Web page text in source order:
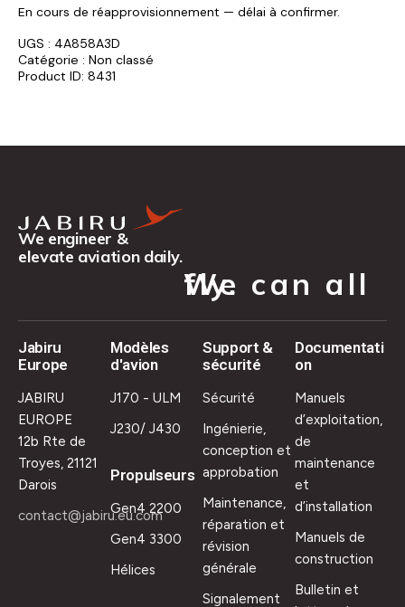
En cours de réapprovisionnement — délai à confirmer.
UGS : 4A858A3D
Catégorie : Non classé
Product ID: 8431
We engineer &
elevate aviation daily.
We can all fly.
Jabiru
Europe
JABIRU
EUROPE
12b Rte de
Troyes, 21121
Darois
contact@jabiru.eu.com
Modèles
d'avion
J170 - ULM
J230/ J430
Propulseurs
Gen4 2200
Gen4 3300
Hélices
Support &
sécurité
Sécurité
Ingénierie,
conception et
approbation
Maintenance,
réparation et
révision
générale
Signalement
Documentati
on
Manuels
d’exploitation,
de
maintenance
et
d’installation
Manuels de
construction
Bulletin et